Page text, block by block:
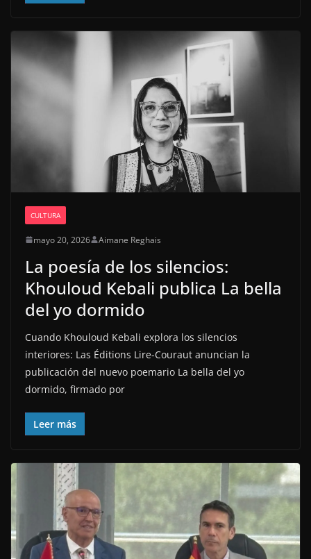
CULTURA
mayo 20, 2026 Aimane Reghais
La poesía de los silencios:
Khouloud Kebali publica La bella
del yo dormido
Cuando Khouloud Kebali explora los silencios
interiores: Las Éditions Lire-Couraut anuncian la
publicación del nuevo poemario La bella del yo
dormido, firmado por
Leer más